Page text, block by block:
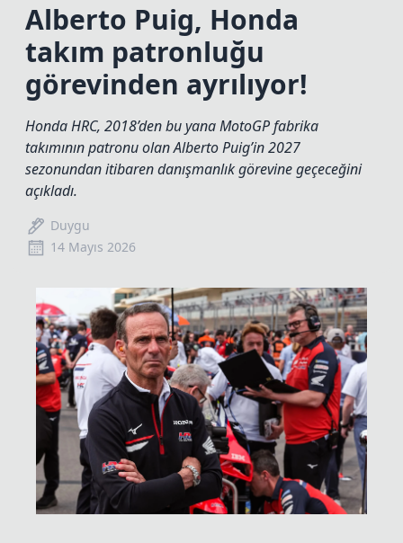
Alberto Puig, Honda
takım patronluğu
görevinden ayrılıyor!
Honda HRC, 2018’den bu yana MotoGP fabrika
takımının patronu olan Alberto Puig’in 2027
sezonundan itibaren danışmanlık görevine geçeceğini
açıkladı.
Duygu
14 Mayıs 2026